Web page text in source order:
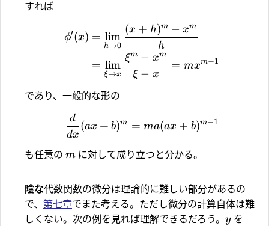
すれば
ϕ′(x) =
h→0
lim
h
(x + h)m − xm
=
ξ→x
lim
ξ − x
ξm − xm
= mxm−1
であり、一般的な形の
dx
d
(ax + b)m = ma(ax + b)m−1
も任意の m に対して成り立つと分かる。
陰な代数関数の微分は理論的に難しい部分があるの
で、 第七章でまた考える。ただし微分の計算自体は難
しくない。次の例を見れば理解できるだろう。 yを